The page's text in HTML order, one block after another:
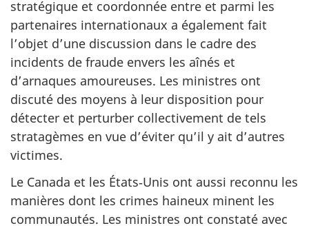
stratégique et coordonnée entre et parmi les
partenaires internationaux a également fait
l’objet d’une discussion dans le cadre des
incidents de fraude envers les aînés et
d’arnaques amoureuses. Les ministres ont
discuté des moyens à leur disposition pour
détecter et perturber collectivement de tels
stratagèmes en vue d’éviter qu’il y ait d’autres
victimes.
Le Canada et les États‑Unis ont aussi reconnu les
manières dont les crimes haineux minent les
communautés. Les ministres ont constaté avec